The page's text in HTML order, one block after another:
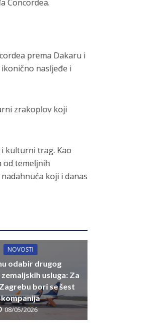
Concordea.
prema Dakaru i
nasljeđe i
zrakoplov koji
kulturni trag. Kao
od temeljnih
koji i danas
NOVOSTI
odabir drugog
usluga: Za
bori se šest
kompanija
08/05/2026